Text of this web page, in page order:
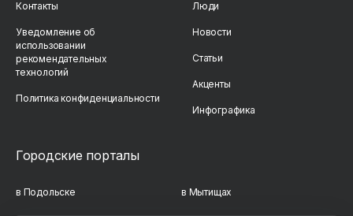
Контакты
Уведомление об
использовании
рекомендательных
технологий
Политика конфиденциальности
Люди
Новости
Статьи
Акценты
Инфографика
Городские порталы
в Подольске в Мытищах